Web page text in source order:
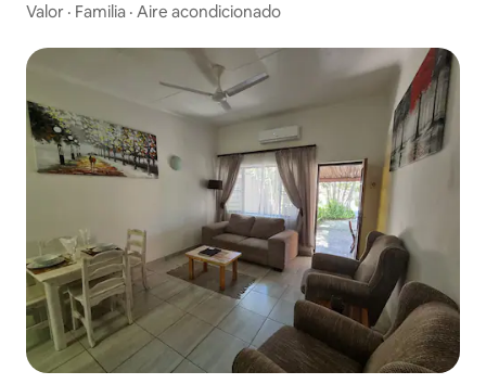
Valor · Familia · Aire acondicionado